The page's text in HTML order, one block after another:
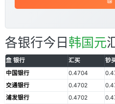
各银行今日 韩国元
银行 汇买 钞
中国银行
0.4704
交通银行
0.4702
浦发银行
0.4702